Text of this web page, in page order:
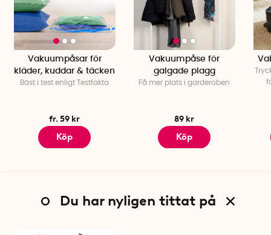
Vakuumpåsar för
kläder, kuddar & täcken
Bäst i test enligt Testfakta
fr. 59 kr
Köp
Vakuumpåse för
galgade plagg
Få mer plats i garderoben
89 kr
Köp
Du har nyligen tittat på